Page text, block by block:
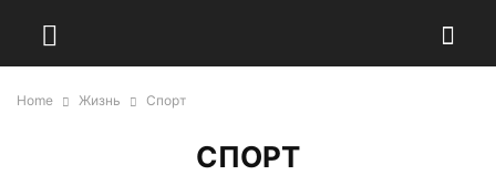
Home Жизнь Спорт
СПОРТ